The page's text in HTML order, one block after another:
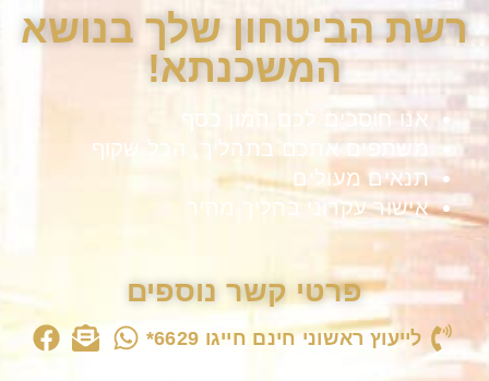
רשת הביטחון שלך בנושא
המשכנתא!
אנו חוסכים לכם המון כסף
משתפים אתכם בתהליך, הכל שקוף
תנאים מעולים
אישור עקרוני בהליך מהיר
פרטי קשר נוספים
לייעוץ ראשוני חינם חייגו 6629*